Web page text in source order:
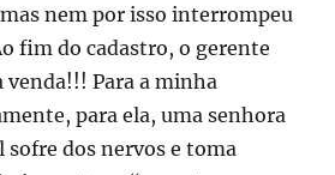
nem por isso interrompeu
fim do cadastro, o gerente
venda!!! Para a minha
para ela, uma senhora
sofre dos nervos e toma